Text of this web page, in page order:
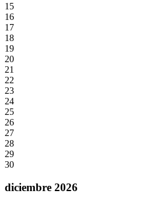
15
16
17
18
19
20
21
22
23
24
25
26
27
28
29
30
diciembre 2026